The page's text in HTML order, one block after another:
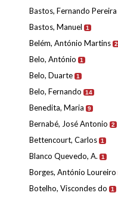
Bastos, Fernando Pereira
Bastos, Manuel 1
Belém, António Martins 2
Belo, António 1
Belo, Duarte 1
Belo, Fernando 14
Benedita, Maria 9
Bernabé, José Antonio 2
Bettencourt, Carlos 1
Blanco Quevedo, A. 1
Borges, António Loureiro
Botelho, Viscondes do 1